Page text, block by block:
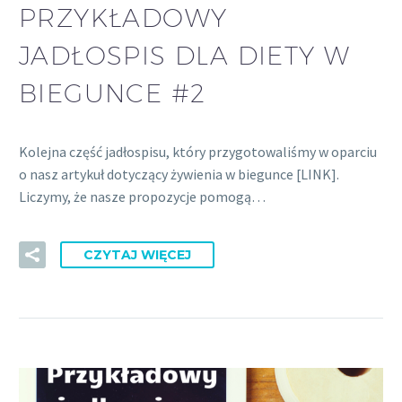
PRZYKŁADOWY
JADŁOSPIS DLA DIETY W
BIEGUNCE #2
Kolejna część jadłospisu, który przygotowaliśmy w oparciu
o nasz artykuł dotyczący żywienia w biegunce [LINK].
Liczymy, że nasze propozycje pomogą…
CZYTAJ WIĘCEJ